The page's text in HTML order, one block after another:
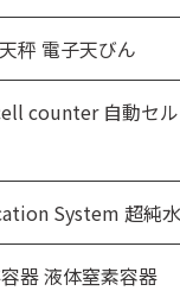
秤 電子天びん
counter 自動セル
System 超純
器 液体窒素容器